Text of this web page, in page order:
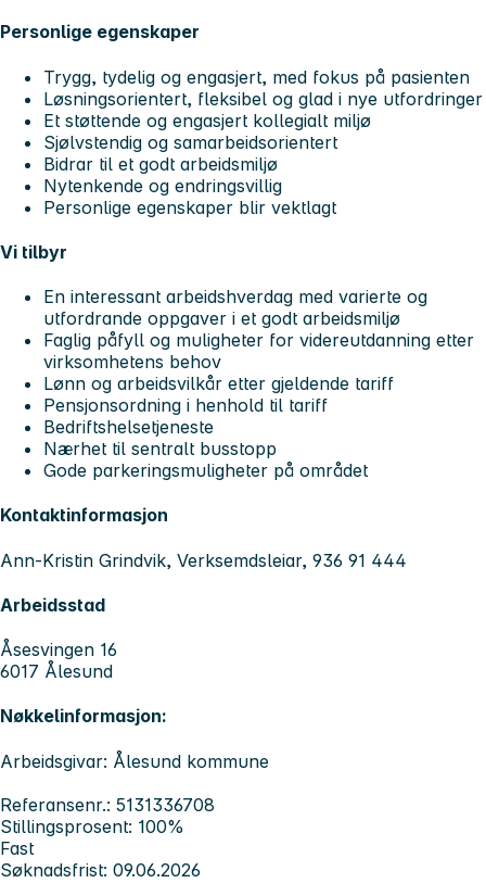
Personlige egenskaper
Trygg, tydelig og engasjert, med fokus på pasienten
Løsningsorientert, fleksibel og glad i nye utfordringer
Et støttende og engasjert kollegialt miljø
Sjølvstendig og samarbeidsorientert
Bidrar til et godt arbeidsmiljø
Nytenkende og endringsvillig
Personlige egenskaper blir vektlagt
Vi tilbyr
En interessant arbeidshverdag med varierte og
utfordrande oppgaver i et godt arbeidsmiljø
Faglig påfyll og muligheter for videreutdanning etter
virksomhetens behov
Lønn og arbeidsvilkår etter gjeldende tariff
Pensjonsordning i henhold til tariff
Bedriftshelsetjeneste
Nærhet til sentralt busstopp
Gode parkeringsmuligheter på området
Kontaktinformasjon
Ann-Kristin Grindvik, Verksemdsleiar, 936 91 444
Arbeidsstad
Åsesvingen 16
6017 Ålesund
Nøkkelinformasjon:
Arbeidsgivar: Ålesund kommune
Referansenr.: 5131336708
Stillingsprosent: 100%
Fast
Søknadsfrist: 09.06.2026